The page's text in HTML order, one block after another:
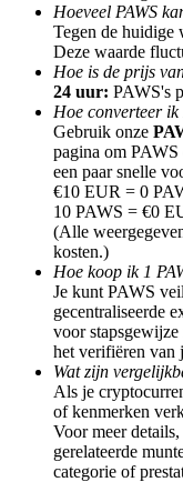
Doorverwijzing
Nodig een vriend
Deposit CASHCAT &
Hoeveel PAWS
Tegen de huidige
Deze waarde
Hoe is de prijs
24 uur: PAWS's
Hoe converteer
Gebruik onze
pagina om
een paar snelle
€10 EUR = 0
10 PAWS = €0
(Alle
kosten.)
Hoe koop ik 1
Je kunt PAWS
gecentraliseerde
voor
het verifiëren van
Wat zijn
Als je
of kenmerken
Voor meer
gerelateerde
categorie of